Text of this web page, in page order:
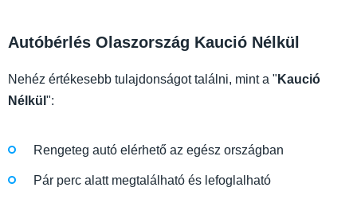
Autóbérlés Olaszország Kaució Nélkül
Nehéz értékesebb tulajdonságot találni, mint a " Kaució
Nélkül ":
Rengeteg autó elérhető az egész országban
Pár perc alatt megtalálható és lefoglalható